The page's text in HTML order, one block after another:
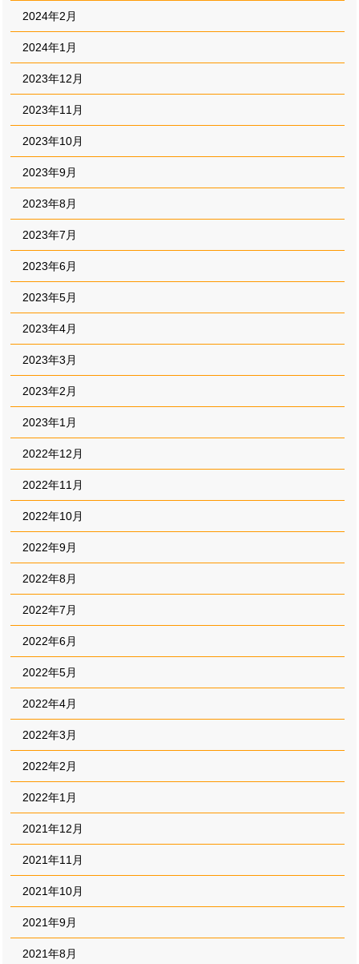
2024年2月
2024年1月
2023年12月
2023年11月
2023年10月
2023年9月
2023年8月
2023年7月
2023年6月
2023年5月
2023年4月
2023年3月
2023年2月
2023年1月
2022年12月
2022年11月
2022年10月
2022年9月
2022年8月
2022年7月
2022年6月
2022年5月
2022年4月
2022年3月
2022年2月
2022年1月
2021年12月
2021年11月
2021年10月
2021年9月
2021年8月